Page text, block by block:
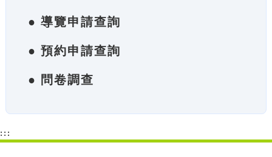
● 導覽申請查詢
● 預約申請查詢
● 問卷調查
:::